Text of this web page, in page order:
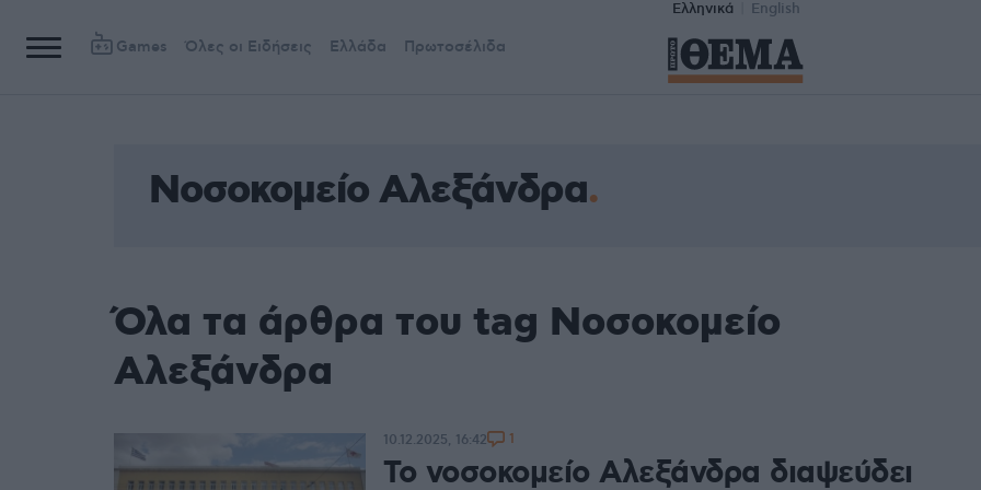
Ελληνικά English
Games Όλες οι Ειδήσεις Ελλάδα Πρωτοσέλιδα
Νοσοκομείο Αλεξάνδρα
Όλα τα άρθρα του tag Νοσοκομείο
Αλεξάνδρα
Το νοσοκομείο Αλεξάνδρα διαψεύδει
10.12.2025, 16:42 1